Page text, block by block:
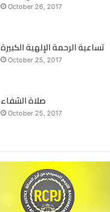
October 26, 2017
تساعية الرحمة الإلهية الكبيرة
October 25, 2017
صلاة الشفاء
October 25, 2017